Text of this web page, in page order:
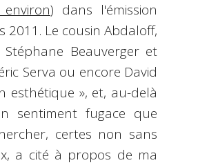
) dans l'émission
2011. Le cousin Abdaloff,
Beauverger et
Serva ou encore David
esthétique », et, au-delà
sentiment fugace que
certes non sans
a cité à propos de ma